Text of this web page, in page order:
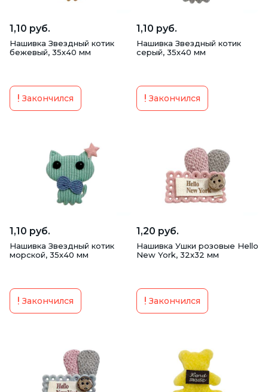
1,10 руб.
Нашивка Звездный котик
бежевый, 35х40 мм
Закончился
1,10 руб.
Нашивка Звездный котик
серый, 35х40 мм
Закончился
1,10 руб.
Нашивка Звездный котик
морской, 35х40 мм
Закончился
1,20 руб.
Нашивка Ушки розовые Hello
New York, 32х32 мм
Закончился